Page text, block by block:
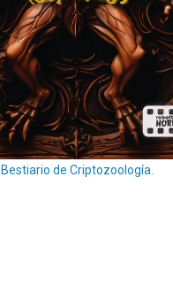
Bestiario de Criptozoología.